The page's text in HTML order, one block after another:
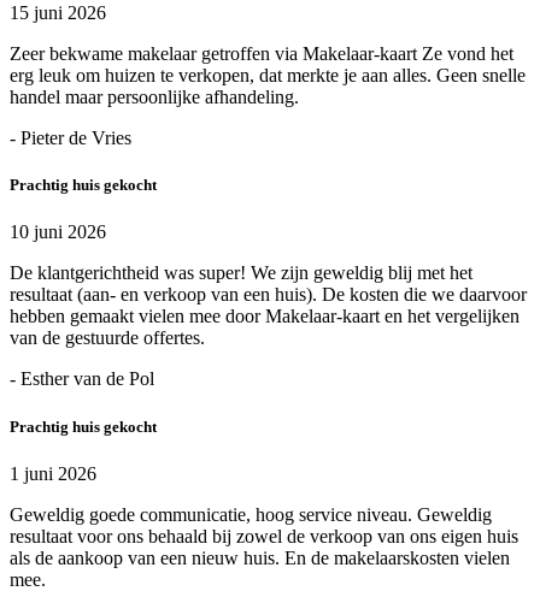
15 juni 2026
Zeer bekwame makelaar getroffen via Makelaar-kaart Ze vond het
erg leuk om huizen te verkopen, dat merkte je aan alles. Geen snelle
handel maar persoonlijke afhandeling.
- Pieter de Vries
Prachtig huis gekocht
10 juni 2026
De klantgerichtheid was super! We zijn geweldig blij met het
resultaat (aan- en verkoop van een huis). De kosten die we daarvoor
hebben gemaakt vielen mee door Makelaar-kaart en het vergelijken
van de gestuurde offertes.
- Esther van de Pol
Prachtig huis gekocht
1 juni 2026
Geweldig goede communicatie, hoog service niveau. Geweldig
resultaat voor ons behaald bij zowel de verkoop van ons eigen huis
als de aankoop van een nieuw huis. En de makelaarskosten vielen
mee.